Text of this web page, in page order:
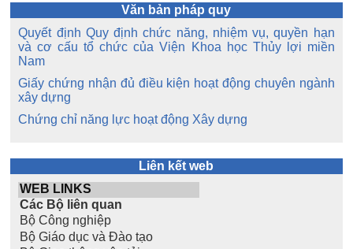
Văn bản pháp quy
Quyết định Quy định chức năng, nhiệm vụ, quyền hạn
và cơ cấu tổ chức của Viện Khoa học Thủy lợi miền
Nam
Giấy chứng nhận đủ điều kiện hoạt động chuyên ngành
xây dựng
Chứng chỉ năng lực hoạt động Xây dựng
Liên kết web